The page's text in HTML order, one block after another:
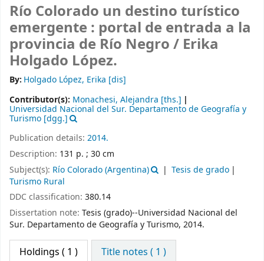
Río Colorado un destino turístico
emergente : portal de entrada a la
provincia de Río Negro / Erika
Holgado López.
By: Holgado López, Erika [dis]
Contributor(s): Monachesi, Alejandra [ths.]
Universidad Nacional del Sur. Departamento de Geografía y
Turismo [dgg.]
Publication details: 2014.
Description: 131 p. ; 30 cm
Subject(s): Río Colorado (Argentina)
Tesis de grado
Turismo Rural
DDC classification: 380.14
Dissertation note: Tesis (grado)--Universidad Nacional del
Sur. Departamento de Geografía y Turismo, 2014.
Holdings ( 1 )
Title notes ( 1 )